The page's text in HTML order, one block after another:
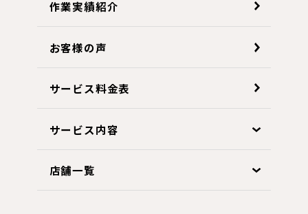
作業実績紹介
お客様の声
サービス料金表
サービス内容
店舗一覧